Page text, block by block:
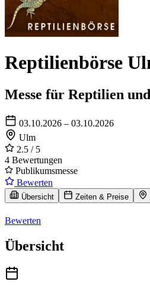
Reptilienbörse
Messe für Reptilien
03.10.2026 – 03.10.2026
Ulm
2.5 / 5
4 Bewertungen
Publikumsmesse
Bewerten
Übersicht Zeiten & Preise
Bewerten
Übersicht